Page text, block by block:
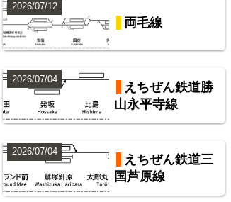
両毛線
2026/07/12
えちぜん鉄道勝
山永平寺線
2026/07/04
えちぜん鉄道三
国芦原線
2026/07/04